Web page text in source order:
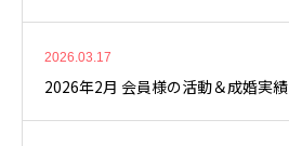
2026.03.17
2026年2月 会員様の活動＆成婚実績